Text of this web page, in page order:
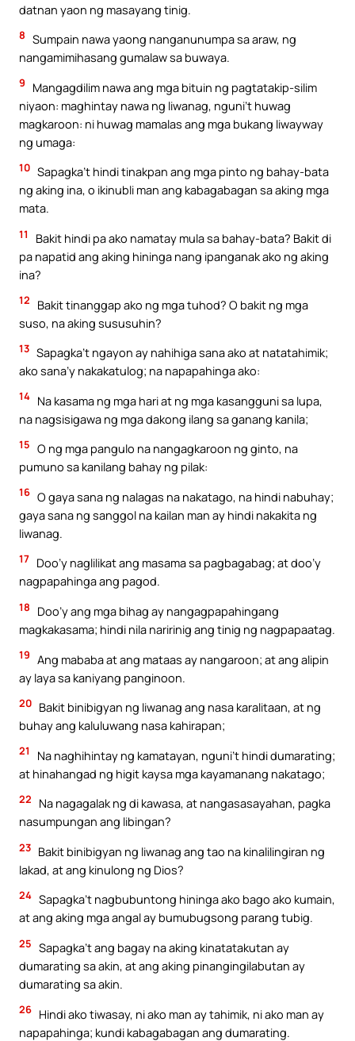
datnan yaon ng masayang tinig.
8 Sumpain nawa yaong nanganunumpa sa araw, ng
nangamimihasang gumalaw sa buwaya.
9
Mangagdilim nawa ang mga bituin ng pagtatakip-silim
niyaon: maghintay nawa ng liwanag, nguni’t huwag
magkaroon: ni huwag mamalas ang mga bukang liwayway
ng umaga:
10 Sapagka’t hindi tinakpan ang mga pinto ng bahay-bata
ng aking ina, o ikinubli man ang kabagabagan sa aking mga
mata.
11
Bakit hindi pa ako namatay mula sa bahay-bata? Bakit di
pa napatid ang aking hininga nang ipanganak ako ng aking
ina?
12
Bakit tinanggap ako ng mga tuhod? O bakit ng mga
suso, na aking sususuhin?
13 Sapagka’t ngayon ay nahihiga sana ako at natatahimik;
ako sana’y nakakatulog; na napapahinga ako:
14 Na kasama ng mga hari at ng mga kasangguni sa lupa,
na nagsisigawa ng mga dakong ilang sa ganang kanila;
15 O ng mga pangulo na nangagkaroon ng ginto, na
pumuno sa kanilang bahay ng pilak:
16 O gaya sana ng nalagas na nakatago, na hindi nabuhay;
gaya sana ng sanggol na kailan man ay hindi nakakita ng
liwanag.
17 Doo’y naglilikat ang masama sa pagbagabag; at doo’y
nagpapahinga ang pagod.
18
Doo’y ang mga bihag ay nangagpapahingang
magkakasama; hindi nila naririnig ang tinig ng nagpapaatag.
19 Ang mababa at ang mataas ay nangaroon; at ang alipin
ay laya sa kaniyang panginoon.
20 Bakit binibigyan ng liwanag ang nasa karalitaan, at ng
buhay ang kaluluwang nasa kahirapan;
21
Na naghihintay ng kamatayan, nguni’t hindi dumarating;
at hinahangad ng higit kaysa mga kayamanang nakatago;
22
Na nagagalak ng di kawasa, at nangasasayahan, pagka
nasumpungan ang libingan?
23 Bakit binibigyan ng liwanag ang tao na kinalilingiran ng
lakad, at ang kinulong ng Dios?
24 Sapagka’t nagbubuntong hininga ako bago ako kumain,
at ang aking mga angal ay bumubugsong parang tubig.
25 Sapagka’t ang bagay na aking kinatatakutan ay
dumarating sa akin, at ang aking pinangingilabutan ay
dumarating sa akin.
26 Hindi ako tiwasay, ni ako man ay tahimik, ni ako man ay
napapahinga; kundi kabagabagan ang dumarating.